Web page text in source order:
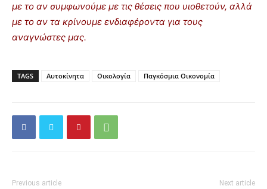
με το αν συμφωνούμε με τις θέσεις που υιοθετούν, αλλά
με το αν τα κρίνουμε ενδιαφέροντα για τους
αναγνώστες μας.
TAGS Αυτοκίνητα Οικολογία Παγκόσμια Οικονομία
Previous article Next article